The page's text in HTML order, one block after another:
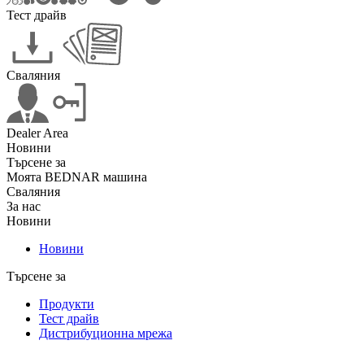
Тест драйв
Сваляния
Dealer Area
Новини
Търсене за
Моята BEDNAR машина
Сваляния
За нас
Новини
Новини
Търсене за
Продукти
Тест драйв
Дистрибуционна мрежа